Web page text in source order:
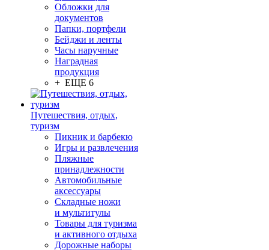
Обложки для
документов
Папки, портфели
Бейджи и ленты
Часы наручные
Наградная
продукция
+ ЕЩЕ 6
Путешествия, отдых,
туризм
Пикник и барбекю
Игры и развлечения
Пляжные
принадлежности
Автомобильные
аксессуары
Складные ножи
и мультитулы
Товары для туризма
и активного отдыха
Дорожные наборы